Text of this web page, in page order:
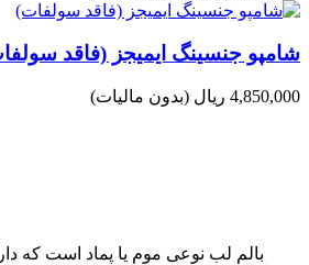
شامپو جنسینگ ایمیجز (فاقد
4,850,000 ریال (بدون مالیات)
بالم لب نوعی موم یا پماد است که